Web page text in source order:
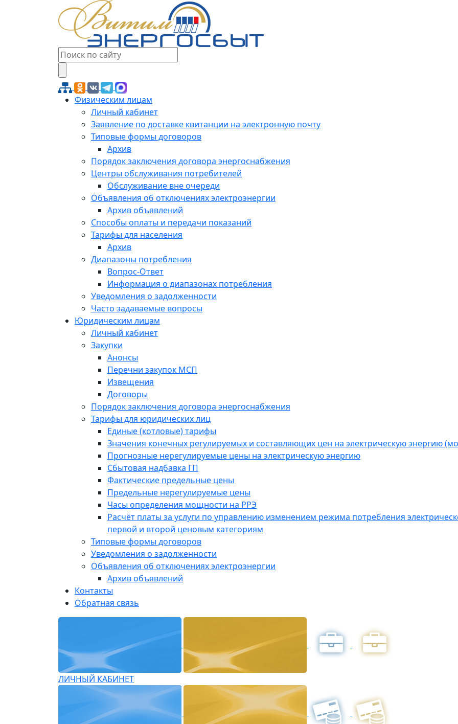
Физическим лицам
Личный кабинет
Заявление по доставке квитанции на электронную почту
Типовые формы договоров
Архив
Порядок заключения договора энергоснабжения
Центры обслуживания потребителей
Обслуживание вне очереди
Объявления об отключениях электроэнергии
Архив объявлений
Способы оплаты и передачи показаний
Тарифы для населения
Архив
Диапазоны потребления
Вопрос-Ответ
Информация о диапазонах потребления
Уведомления о задолженности
Часто задаваемые вопросы
Юридическим лицам
Личный кабинет
Закупки
Анонсы
Перечни закупок МСП
Извещения
Договоры
Порядок заключения договора энергоснабжения
Тарифы для юридических лиц
Единые (котловые) тарифы
Значения конечных регулируемых и составляющих цен на электрическую энергию
Прогнозные нерегулируемые цены на электрическую энергию
Сбытовая надбавка ГП
Фактические предельные цены
Предельные нерегулируемые цены
Часы определения мощности на РРЭ
Расчёт платы за услуги по управлению изменением режима потребления
первой и второй ценовым категориям
Типовые формы договоров
Уведомления о задолженности
Объявления об отключениях электроэнергии
Архив объявлений
Контакты
Обратная связь
ЛИЧНЫЙ КАБИНЕТ